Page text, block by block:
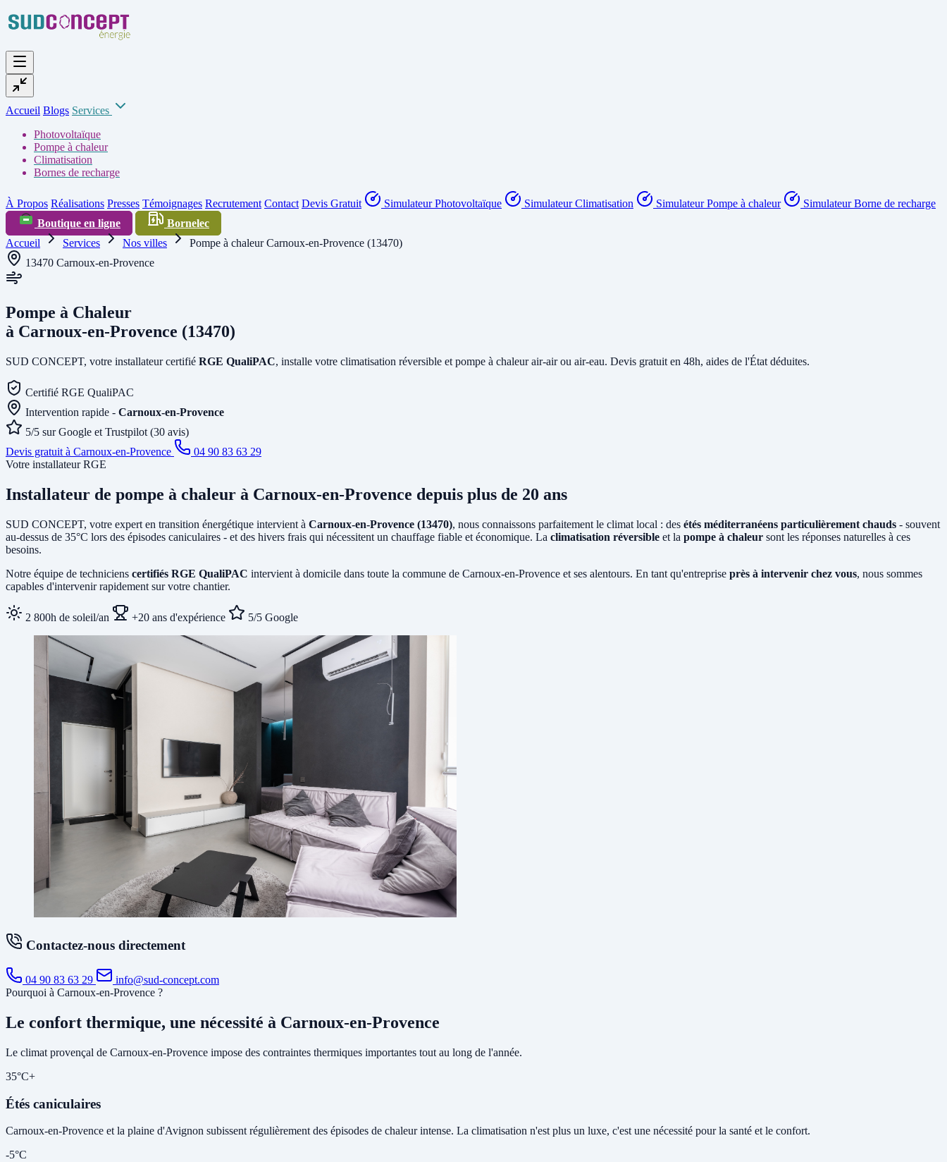
Accueil Blogs Services
Photovoltaïque
Pompe à chaleur
Climatisation
Bornes de recharge
À Propos Réalisations Presses Témoignages Recrutement Contact Devis Gratuit Simulateur Photovoltaïque Simulateur Climatisation Simulateur Pompe à chaleur
Simulateur Borne de recharge
Boutique en ligne
Bornelec
Accueil
Services Nos villes
Pompe à chaleur Carnoux-en-Provence (13470)
13470 Carnoux-en-Provence
Pompe à Chaleur
à Carnoux-en-Provence (13470)
SUD CONCEPT, votre installateur certifié RGE QualiPAC, installe votre climatisation réversible et pompe à chaleur air-air ou air-eau. Devis gratuit en 48h, aides de l'État déduites.
Certifié RGE QualiPAC
Intervention rapide - Carnoux-en-Provence
5/5 sur Google et Trustpilot (30 avis)
Devis gratuit à Carnoux-en-Provence
04 90 83 63 29
Votre installateur RGE
Installateur de pompe à chaleur à Carnoux-en-Provence depuis plus de 20 ans
SUD CONCEPT, votre expert en transition énergétique intervient à Carnoux-en-Provence (13470), nous connaissons parfaitement le climat local : des étés méditerranéens particulièrement chauds - souvent
au-dessus de 35°C lors des épisodes caniculaires - et des hivers frais qui nécessitent un chauffage fiable et économique. La climatisation réversible et la pompe à chaleur sont les réponses naturelles à ces
besoins.
Notre équipe de techniciens certifiés RGE QualiPAC intervient à domicile dans toute la commune de Carnoux-en-Provence et ses alentours. En tant qu'entreprise près à intervenir chez vous, nous sommes
capables d'intervenir rapidement sur votre chantier.
2 800h de soleil/an +20 ans d'expérience 5/5 Google
Contactez-nous directement
04 90 83 63 29
info@sud-concept.com
Pourquoi à Carnoux-en-Provence ?
Le confort thermique, une nécessité à Carnoux-en-Provence
Le climat provençal de Carnoux-en-Provence impose des contraintes thermiques importantes tout au long de l'année.
35°C+
Étés caniculaires
Carnoux-en-Provence et la plaine d'Avignon subissent régulièrement des épisodes de chaleur intense. La climatisation n'est plus un luxe, c'est une nécessité pour la santé et le confort.
-5°C